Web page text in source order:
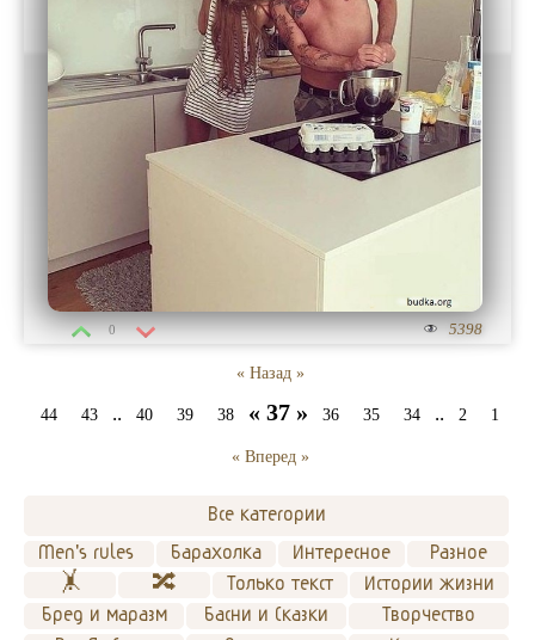
5398
0
« Назад »
44 43 .. 40 39 38 « 37 » 36 35 34 .. 2 1
« Вперед »
Все категории
Men's rules
Барахолка Интересное
Разное
🤸
🔀 Только текст
Истории жизни
Бред и маразм
Басни и Сказки
Творчество